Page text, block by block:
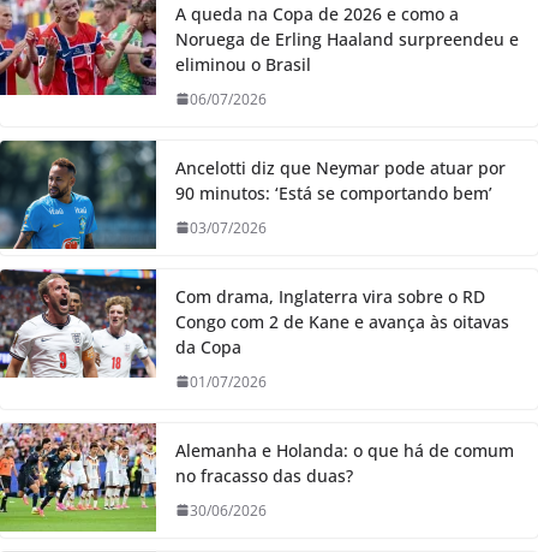
A queda na Copa de 2026 e como a
Noruega de Erling Haaland surpreendeu e
eliminou o Brasil
06/07/2026
Ancelotti diz que Neymar pode atuar por
90 minutos: ‘Está se comportando bem’
03/07/2026
Com drama, Inglaterra vira sobre o RD
Congo com 2 de Kane e avança às oitavas
da Copa
01/07/2026
Alemanha e Holanda: o que há de comum
no fracasso das duas?
30/06/2026